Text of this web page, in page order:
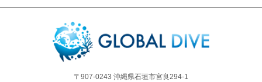
〒907-0243 沖縄県石垣市宮良294-1